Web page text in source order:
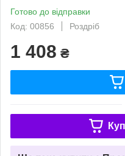
Готово до відправки
Код: 00856
Роздріб
1 408 ₴